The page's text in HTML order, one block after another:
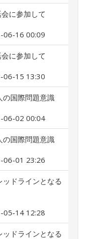
に参加して
06-16 00:09
に参加して
06-15 13:30
の国際問題意識
06-02 00:04
の国際問題意識
06-01 23:26
ッドラインとなる
05-14 12:28
ッドラインとなる